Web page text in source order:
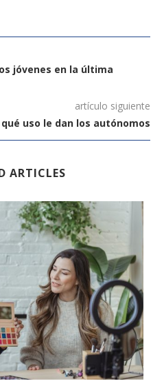
jóvenes en la última
artículo siguiente
qué uso le dan los autónomos
ARTICLES